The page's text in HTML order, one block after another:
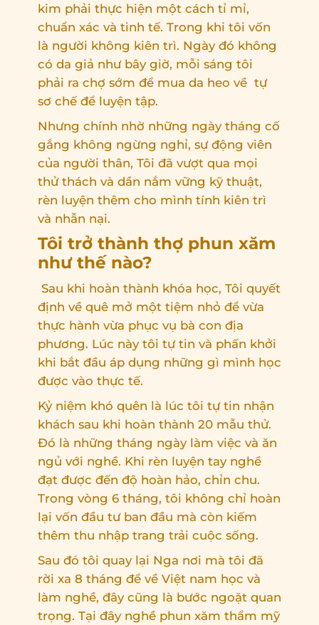
kim phải thực hiện một cách tỉ mỉ,
chuẩn xác và tinh tế. Trong khi tôi vốn
là người không kiên trì. Ngày đó không
có da giả như bây giờ, mỗi sáng tôi
phải ra chợ sớm để mua da heo về tự
sơ chế để luyện tập.
Nhưng chính nhờ những ngày tháng cố
gắng không ngừng nghỉ, sự động viên
của người thân, Tôi đã vượt qua mọi
thử thách và dần nắm vững kỹ thuật,
rèn luyện thêm cho mình tính kiên trì
và nhẫn nại.
Tôi trở thành thợ phun xăm
như thế nào?
Sau khi hoàn thành khóa học, Tôi quyết
định về quê mở một tiệm nhỏ để vừa
thực hành vừa phục vụ bà con địa
phương. Lúc này tôi tự tin và phấn khởi
khi bắt đầu áp dụng những gì mình học
được vào thực tế.
Kỷ niệm khó quên là lúc tôi tự tin nhận
khách sau khi hoàn thành 20 mẫu thử.
Đó là những tháng ngày làm việc và ăn
ngủ với nghề. Khi rèn luyện tay nghề
đạt được đến độ hoàn hảo, chỉn chu.
Trong vòng 6 tháng, tôi không chỉ hoàn
lại vốn đầu tư ban đầu mà còn kiếm
thêm thu nhập trang trải cuộc sống.
Sau đó tôi quay lại Nga nơi mà tôi đã
rời xa 8 tháng để về Việt nam học và
làm nghề, đây cũng là bước ngoặt quan
trọng. Tại đây nghề phun xăm thẩm mỹ